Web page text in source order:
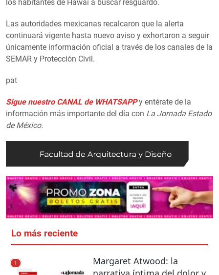
los habitantes de Hawái a buscar resguardo.
Las autoridades mexicanas recalcaron que la alerta
continuará vigente hasta nuevo aviso y exhortaron a seguir
únicamente información oficial a través de los canales de la
SEMAR y Protección Civil.
pat
Sigue nuestro CANAL de WHATSAPP y entérate de la
información más importante del día con La Jornada Estado
de México.
Lo más reciente
1
Margaret Atwood: la